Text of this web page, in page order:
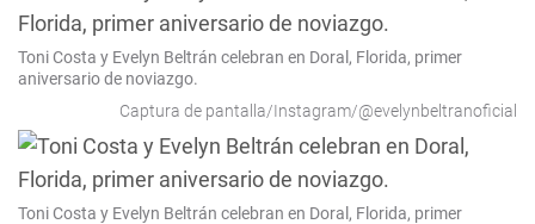
Toni Costa y Evelyn Beltrán celebran en Doral, Florida, primer
aniversario de noviazgo.
Captura de pantalla/Instagram/@evelynbeltranoficial
Toni Costa y Evelyn Beltrán celebran en Doral, Florida, primer